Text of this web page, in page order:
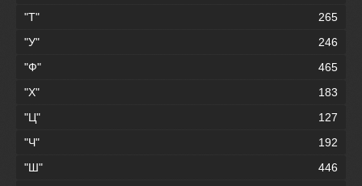
"Т"
265
"У"
246
"Ф"
465
"Х"
183
"Ц"
127
"Ч"
192
"Ш"
446